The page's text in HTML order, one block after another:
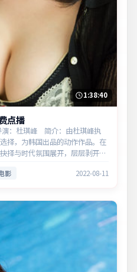
1:38:40
点播
：杜琪峰 简介：由杜琪峰执
择，为韩国出品的动作作品。在
择与时代氛围展开，层层剥开谎
影 2022-08-11